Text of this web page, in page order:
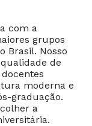
com a
grupos
Brasil. Nosso
de
moderna e
graduação.
a